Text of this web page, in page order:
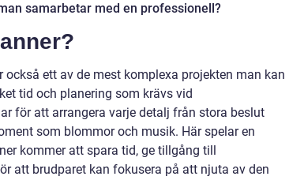
samarbetar med en professionell?
ett av de mest komplexa projekten man kan
tid och planering som krävs vid
för att arrangera varje detalj från stora beslut
som blommor och musik. Här spelar en
kommer att spara tid, ge tillgång till
att brudparet kan fokusera på att njuta av den